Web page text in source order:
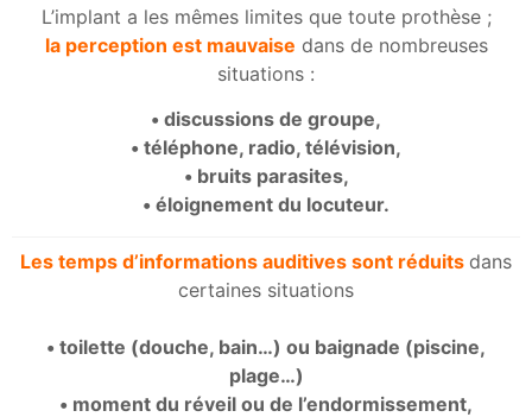
L’implant a les mêmes limites que toute prothèse ;
la perception est mauvaise dans de nombreuses
situations :
• discussions de groupe,
• téléphone, radio, télévision,
• bruits parasites,
• éloignement du locuteur.
Les temps d’informations auditives sont réduits dans
certaines situations
• toilette (douche, bain…) ou baignade (piscine,
plage…)
• moment du réveil ou de l’endormissement,